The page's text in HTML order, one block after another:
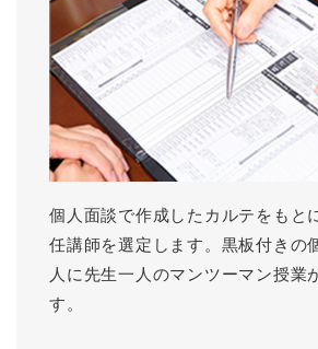
個人面談で作成したカルテをもと
任講師を選定します。黒板付きの
人に先生一人のマンツーマン授業
す。